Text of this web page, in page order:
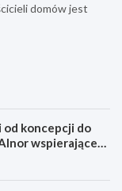
domów jest
koncepcji do
wspierające